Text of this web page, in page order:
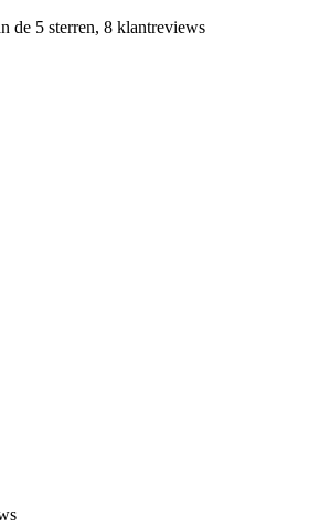
de 5 sterren, 8 klantreviews